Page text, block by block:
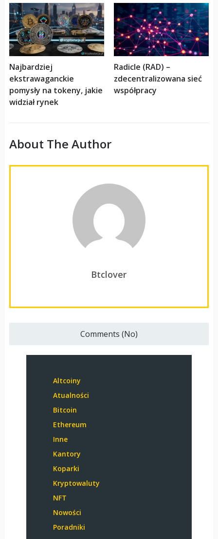
Najbardziej
ekstrawaganckie
pomysły na tokeny, jakie
widział rynek
Radicle (RAD) –
zdecentralizowana sieć
współpracy
About The Author
Btclover
Comments (No)
Altcoiny
Atualności
Bitcoin
Ethereum
Inne
Kantory
Koparki
Kryptowaluty
NFT
Nowości
Poradniki